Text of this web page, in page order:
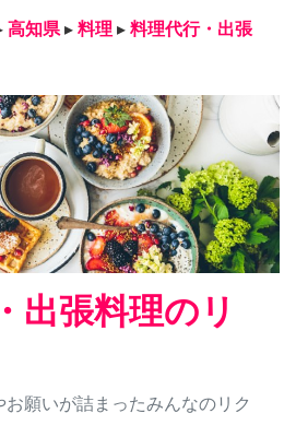
高知県 ▸ 料理 ▸ 料理代行・出張
出張料理のリ
お願いが詰まったみんなのリク